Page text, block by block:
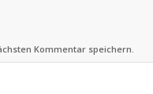
Kommentar speichern.